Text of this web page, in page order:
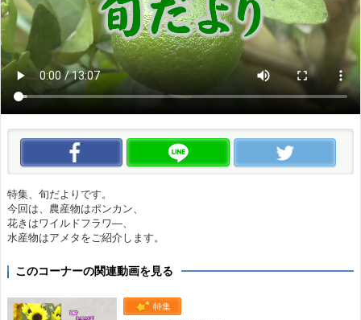
この動画をいいね！ この動画をLINEで送る
特集、旬だよりです。
今回は、農産物はポンカン、
花きはワイルドフラワ―、
水産物はアメタをご紹介します。
このコーナーの関連動画を見る
特集